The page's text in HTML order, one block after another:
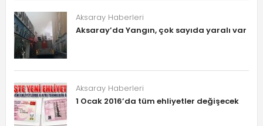
Aksaray Haberleri
Aksaray’da Yangın, çok sayıda yaralı var
Aksaray Haberleri
1 Ocak 2016’da tüm ehliyetler değişecek